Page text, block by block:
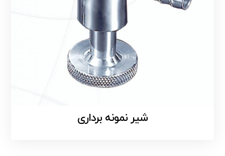
شیر نمونه برداری